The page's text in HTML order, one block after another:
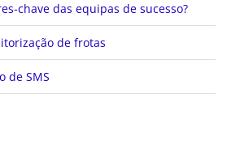
chave das equipas de sucesso?
de frotas
de SMS